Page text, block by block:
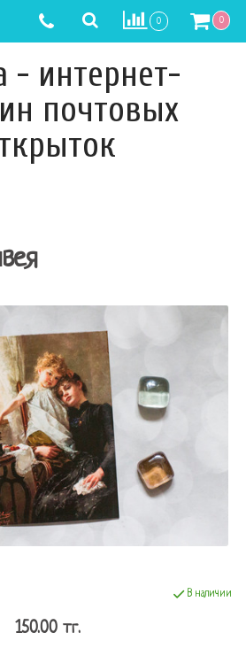
0 0
- интернет-
почтовых
В наличии
150.00 тг.